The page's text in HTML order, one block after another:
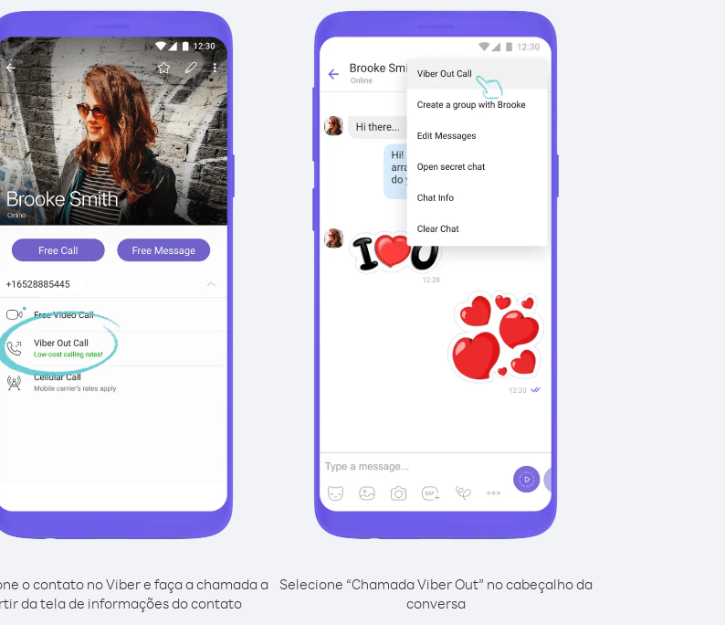
o contato no Viber e faça a chamada a
da tela de informações do contato
Selecione “Chamada Viber Out” no cabeçalho da
conversa